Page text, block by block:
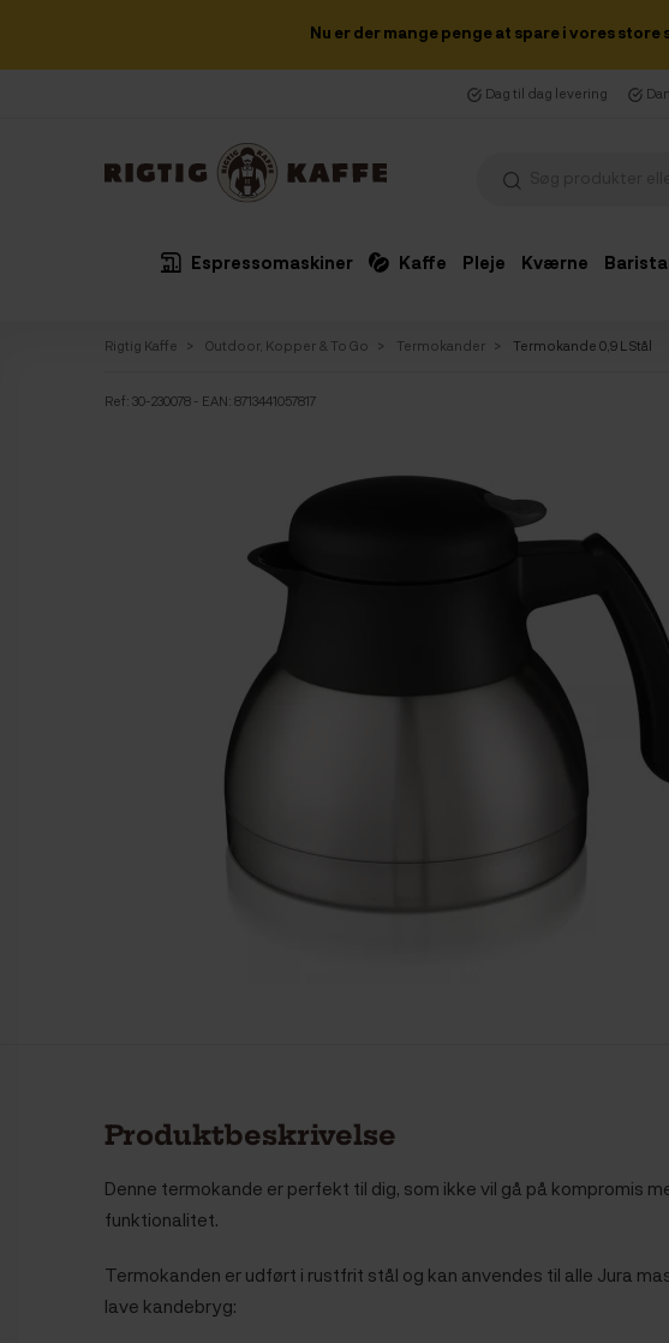
Nu er der mange penge at spare i vores store
Dag til dag levering
Espressomaskiner Kaffe Pleje Kværne
Rigtig Kaffe Outdoor, Kopper & To Go Termokander Termokande 0,9 L Stål
Ref: 30-230078 - EAN: 8713441057817
Produktbeskrivelse
Denne termokande er perfekt til dig, som ikke vil gå på kompromis
funktionalitet.
Termokanden er udført i rustfrit stål og kan anvendes til alle Jura
lave kandebryg: